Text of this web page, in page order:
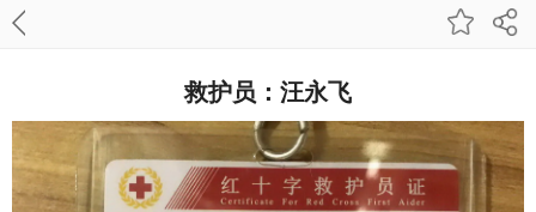
救护员：汪永飞